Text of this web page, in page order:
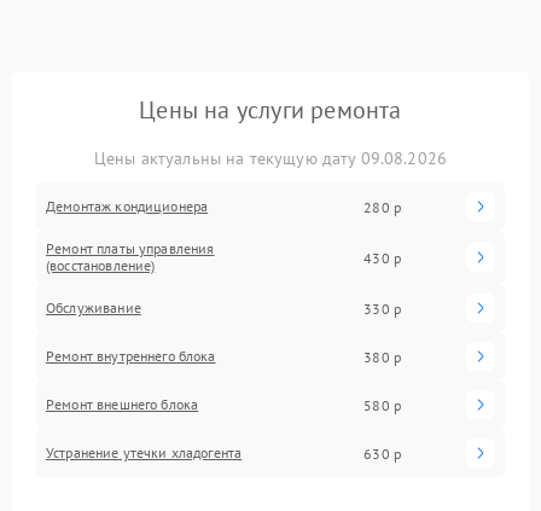
Цены на услуги ремонта
Цены актуальны на текущую дату 09.08.2026
Демонтаж кондиционера 280 р
Ремонт платы управления
(восстановление)
430 р
Обслуживание 330 р
Ремонт внутреннего блока 380 р
Ремонт внешнего блока 580 р
Устранение утечки хладогента 630 р